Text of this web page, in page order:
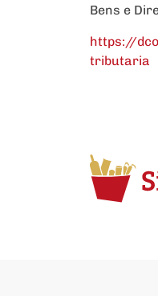
Bens e
https://
tributaria